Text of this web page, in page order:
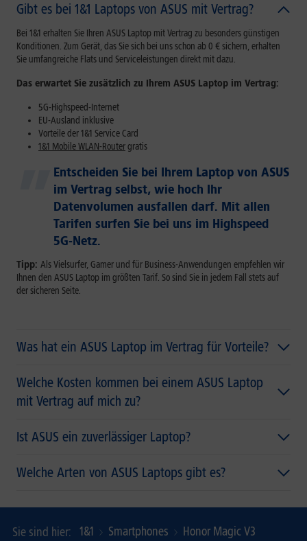
Gibt es bei 1&1 Laptops von ASUS mit Vertrag?
Bei 1&1 erhalten Sie Ihren ASUS Laptop mit Vertrag zu besonders günstigen
Konditionen. Zum Gerät, das Sie sich bei uns schon ab 0 € sichern, erhalten
Sie umfangreiche Flats und Serviceleistungen direkt mit dazu.
Das erwartet Sie zusätzlich zu Ihrem ASUS Laptop im Vertrag:
5G-Highspeed-Internet
EU-Ausland inklusive
Vorteile der 1&1 Service Card
1&1 Mobile WLAN-Routergratis
Entscheiden Sie bei Ihrem Laptop von ASUS
im Vertrag selbst, wie hoch Ihr
Datenvolumen ausfallen darf. Mit allen
Tarifen surfen Sie bei uns im Highspeed
5G-Netz.
Tipp: Als Vielsurfer, Gamer und für Business-Anwendungen empfehlen wir
Ihnen den ASUS Laptop im größten Tarif. So sind Sie in jedem Fall stets auf
der sicheren Seite.
Was hat ein ASUS Laptop im Vertrag für Vorteile?
Welche Kosten kommen bei einem ASUS Laptop
mit Vertrag auf mich zu?
Ist ASUS ein zuverlässiger Laptop?
Welche Arten von ASUS Laptops gibt es?
Sie sind hier 1&1 Smartphones Honor Magic V3